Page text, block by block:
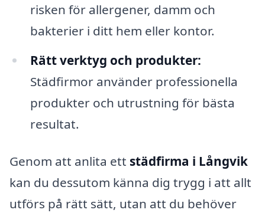
risken för allergener, damm och
bakterier i ditt hem eller kontor.
Rätt verktyg och produkter:
Städfirmor använder professionella
produkter och utrustning för bästa
resultat.
Genom att anlita ett städfirma i Långvik
kan du dessutom känna dig trygg i att allt
utförs på rätt sätt, utan att du behöver